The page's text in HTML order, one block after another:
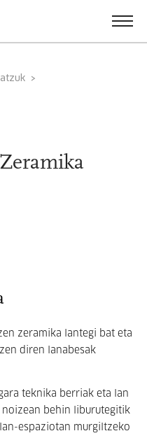
Zeramika
zeramika lantegi bat eta
diren lanabesak
teknika berriak eta lan
behin liburutegitik
espaziotan murgiltzeko